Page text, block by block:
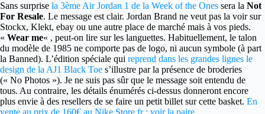
Sans surprise la 3ème Air Jordan 1 de la Week of the Ones sera la Not
For Resale. Le message est clair. Jordan Brand ne veut pas la voir sur
Stockx, Klekt, ebay ou une autre place de marché mais à vos pieds.
« Wear me« , peut-on lire sur les languettes. Habituellement, le talon
du modèle de 1985 ne comporte pas de logo, ni aucun symbole (à part
la Banned). L’édition spéciale qui reprend dans les grandes lignes le
design de la AJ1 Black Toe s’illustre par la présence de broderies
(« No Photos »). Je ne suis pas sûr que le message soit entendu de
tous. Au contraire, les détails énumérés ci-dessus donneront encore
plus envie à des resellers de se faire un petit billet sur cette basket. En